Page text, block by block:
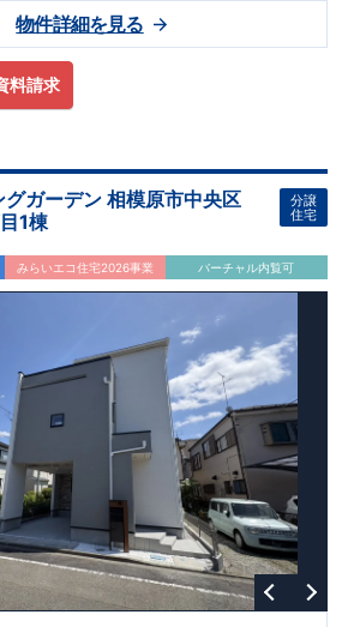
・2部屋から行き来できる
を兼ね備えたオープンサニタリー
る
​
787ｍ)​
ページにジャンプします↓
ン賞 プロジェクト同時受賞
ズデザイン賞受賞 ・2024年、東栄住宅
マルチエント ランス」が受賞いたしまし
等級3 ・数百年に一度の地震に耐える力
・エコ住宅としての性能評価を全号棟
○住宅性能評価ダブル取得 ・『設計』住
設』住宅性能評価…評価を受けた図面通
か、建設までに計4回チェックが行われま
です！
わせください♪ 西宮営業所 TEL
0798-
水・年末年始
料請求
物件詳細を見る
グガーデン 相模原市中央区
1棟
分譲
住宅
みらいエコ住宅2026事業 バーチャル内覧可